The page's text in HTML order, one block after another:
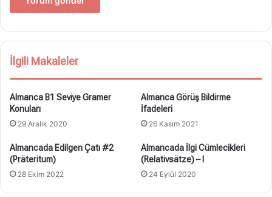
İlgili Makaleler
Almanca B1 Seviye Gramer
Konuları
29 Aralık 2020
Almanca Görüş Bildirme
İfadeleri
26 Kasım 2021
Almancada Edilgen Çatı #2
(Präteritum)
28 Ekim 2022
Almancada İlgi Cümlecikleri
(Relativsätze) – I
24 Eylül 2020